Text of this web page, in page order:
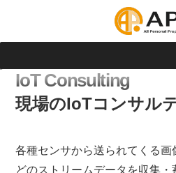
IoT Consulting
現場のIoTコンサル
各種センサから送られてくる
どのストリームデータを収集